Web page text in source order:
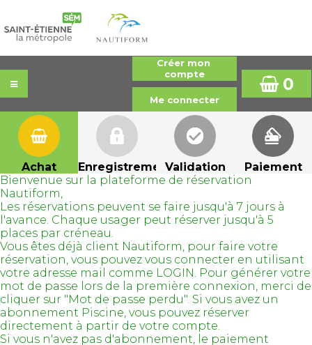
0
Achat EnregistrementValidation
Paiement
Bienvenue sur la plateforme de réservation
Nautiform,
Les réservations peuvent se faire jusqu'à 7 jours à
l'avance. Chaque usager peut réserver jusqu'à 5
places par créneau.
Vous êtes déjà client Nautiform, pour faire votre
réservation, vous pouvez vous connecter en utilisant
votre adresse mail comme LOGIN. Pour générer votre
mot de passe lors de la première connexion, merci de
cliquer sur "Mot de passe perdu". Si vous avez un
abonnement Piscine, vous pouvez réserver
directement à partir de votre compte.
Si vous n'avez pas d'abonnement, le paiement